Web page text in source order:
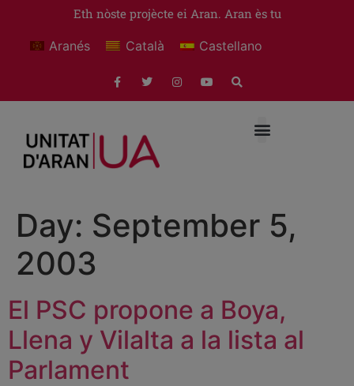
Eth nòste projècte ei Aran. Aran ès tu
Aranés Català Castellano
Day: September 5,
2003
El PSC propone a Boya,
Llena y Vilalta a la lista al
Parlament